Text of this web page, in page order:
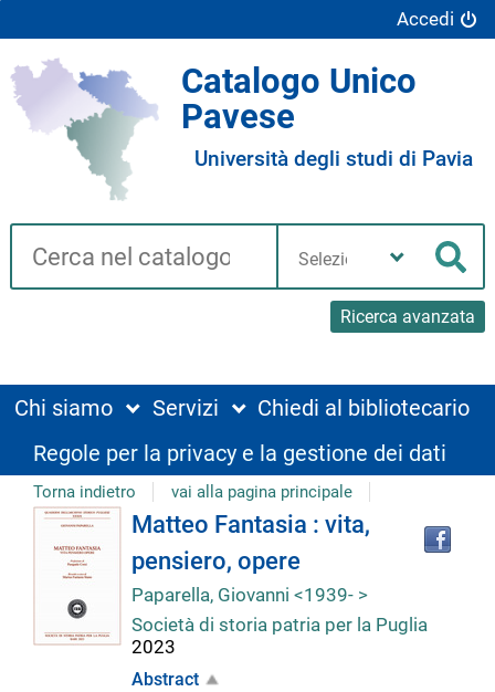
Accedi
Catalogo Unico
Pavese
Università degli studi di Pavia
Cerca su "Catalogo"
Ricerca avanzata
biblioteca
Chi siamo Servizi
Chiedi al bibliotecario
Regole per la privacy e la gestione dei dati
Torna indietro vai alla pagina principale
Dettaglio
del
documento
Matteo Fantasia : vita,
pensiero, opere
Paparella, Giovanni <1939- >
Società di storia patria per la Puglia
2023
Abstract